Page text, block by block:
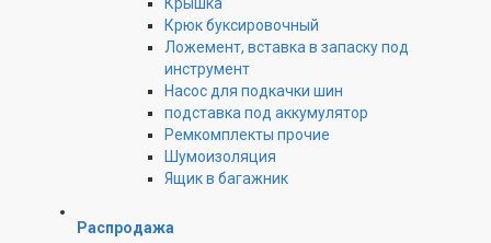
Крюк буксировочный
Ложемент, вставка в запаску под
инструмент
Насос для подкачки шин
подставка под аккумулятор
Ремкомплекты прочие
Шумоизоляция
Ящик в багажник
Распродажа